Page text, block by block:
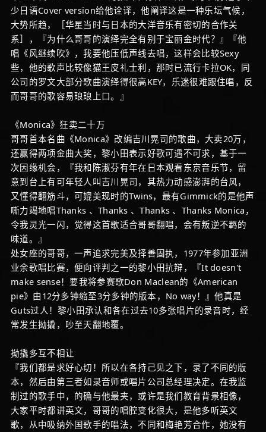
少日语Cover version给他诠译，他阐译这是一种乐坛气候，
大势所趋，［华星当时与日本的大洋音乐有密切的合作关
系］，『为什么哥哥的演绎完全有别于宝丽金时代？』『他
唱《风继续吹》，我要他压低声线去唱，这样会比较Sexy
些，他的歌声比较像猫王皮礼士利，那时已流行卡拉OK，同
公司的罗文大部分歌曲演绎得很高KEY，乐迷很难跟住唱，反
而哥哥的歌容易琅琅上口。』
《Monica》狂卖二十万
哥哥首本名曲《Monica》改编吉川晃司的歌曲，大卖20万，
还赢得两项金曲大奖，黎小田表示好歌可遇不可求，基于一
次因缘机会，『我和陈淑芬有年在日本观看东京音乐节，留
意到台上有可年轻人叫吉川晃司，其热力动感澎湃的台风，
又懂得翻筋斗，可媲美现时的Twins，最有Gimmick的是他声
嘶力竭地唱Thanks 、Thanks 、Thanks 、Thanks Monica，
令我灵光一闪，觉得这首歌适合哥哥翻唱，会有叛逆不羁的
味道。』
处女座的哥哥，一声追求完美及择善固执，1977年参加亚洲
业余歌唱比赛，便向评判之一的黎小田抗辩，『It doesn't
make sense！要我将参赛歌Don Maclean的《American
pie》由12分多钟缩至3分多钟的版本，No way！』他真是
Guts过人！黎小田承认和各在过去10多张唱片的录音时，经
常发生拗撬，吵至天翻地覆。
拗撬多互不相让
『我们都是求好心切！所以在各持己见之下，录了不同的版
本，然后由第三者如录音师或唱片公司总经理决定。在我监
制过的歌手中，的确与他最夹，或许是我们教育背景相像，
大家平时都讲英文，哥哥的唱腔变化很大，是他多听英文
歌，从中吸纳外国歌手的唱法，不同和梅艳芳合作，她没有